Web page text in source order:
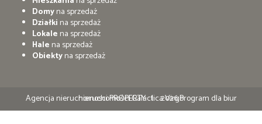
Domyna sprzedaż
Działki na sprzedaż
Lokale na sprzedaż
Hale na sprzedaż
Obiektyna sprzedaż
Agencja nieruchomosci PROPERTY 2026
Program dla biur nieruchomościGalactica Virgo